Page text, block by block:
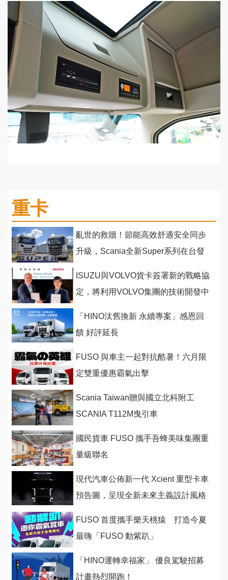
重卡
亂世的救贖！節能高效舒適安全同步
升級，Scania全新Super系列在台發
ISUZU與VOLVO貨卡簽署新的戰略協
定，將利用VOLVO集團的技術開發中
「HINO汰舊換新 永續專案」感恩回
饋 好評延長
FUSO 與車主一起對抗酷暑！六月限
定雙重優惠霸氣出擊
Scania Taiwan贈與國立北科附工
SCANIA T112M曳引車
國民貨車 FUSO 攜手吾蜂美味集團重
量級聯名
現代汽車公佈新一代 Xcient 重型卡車
預告圖，呈現全新未來主義設計風格
FUSO 首度攜手樂天桃猿 打造今夏
最嗨「FUSO 動紫趴」
「HINO運轉幸福家」 優良駕駛招募
計畫熱烈開跑！